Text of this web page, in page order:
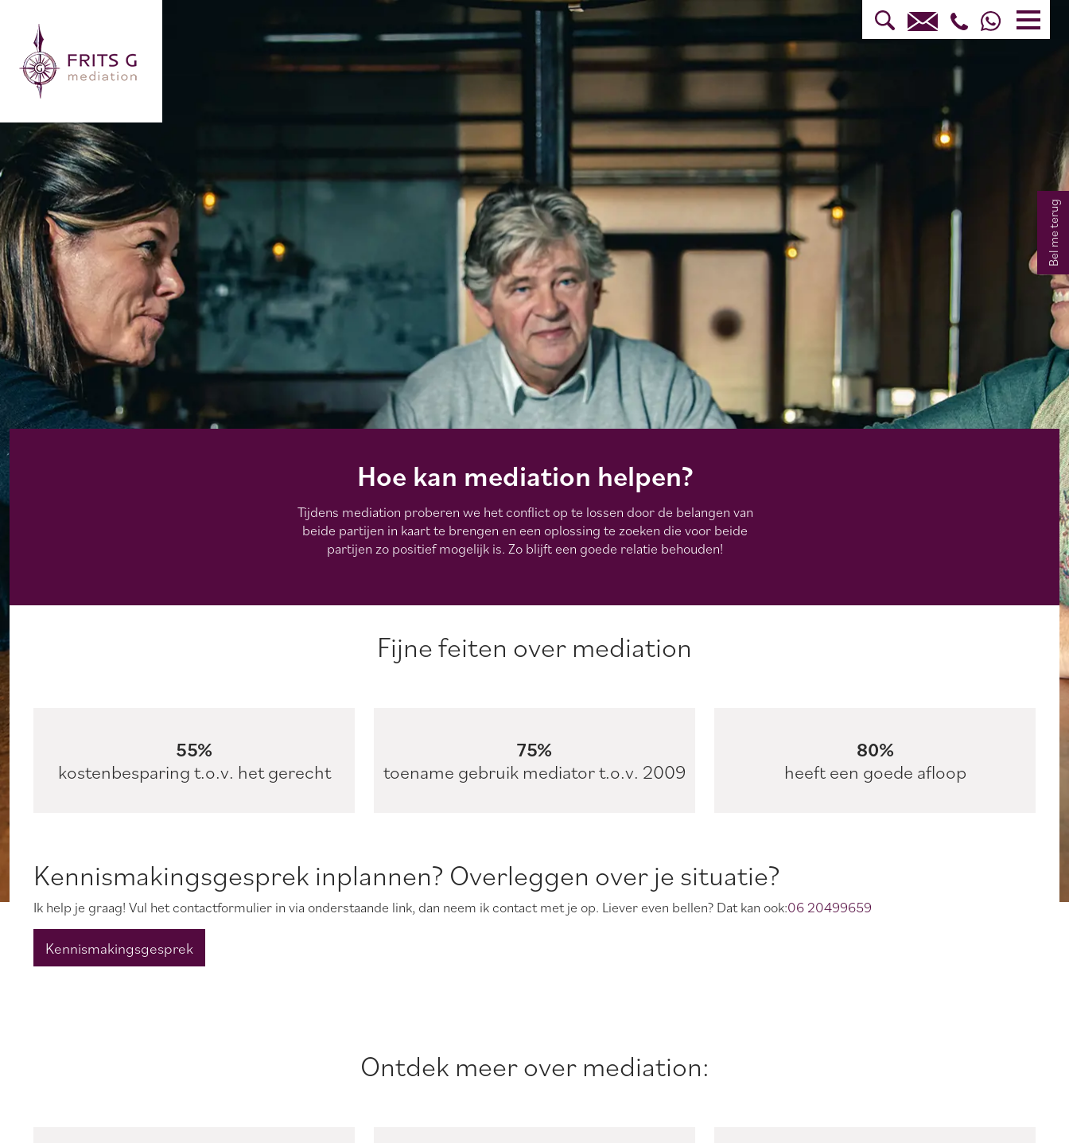
Bel me terug
Hoe kan mediation helpen?
Tijdens mediation proberen we het conflict op te lossen door de belangen van
beide partijen in kaart te brengen en een oplossing te zoeken die voor beide
partijen zo positief mogelijk is. Zo blijft een goede relatie behouden!
Fijne feiten over mediation
55%
kostenbesparing t.o.v. het gerecht
75%
toename gebruik mediator t.o.v. 2009
80%
heeft een goede afloop
Kennismakingsgesprek inplannen? Overleggen over je situatie?
Ik help je graag! Vul het contactformulier in via onderstaande link, dan neem ik contact met je op. Liever even bellen? Dat kan ook:06 20499659
Kennismakingsgesprek
Ontdek meer over mediation: